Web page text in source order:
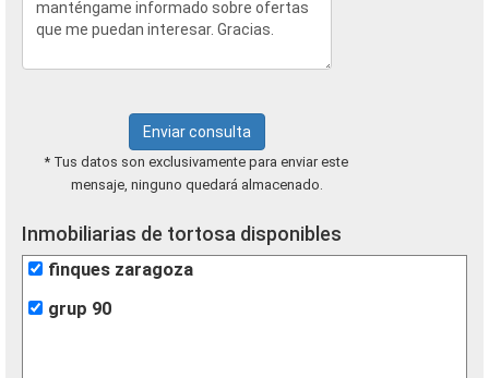
Enviar consulta
* Tus datos son exclusivamente para enviar este
mensaje, ninguno quedará almacenado.
Inmobiliarias de tortosa disponibles
finques zaragoza
grup 90